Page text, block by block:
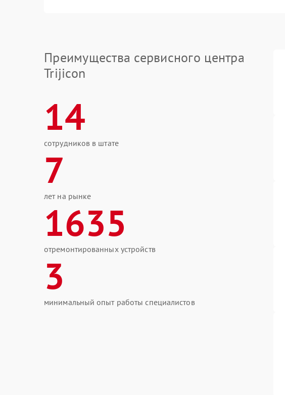
Преимущества сервисного центра
Trijicon
14
сотрудников в штате
7
лет на рынке
1635
отремонтированных устройств
3
минимальный опыт работы специалистов